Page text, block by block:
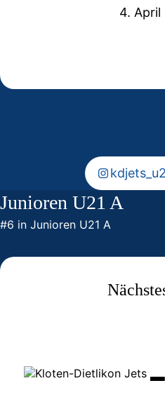
4. April
A-Juniorinnen
Geschichte –
Junioren U21 A
#6 in Junioren U21 A
-